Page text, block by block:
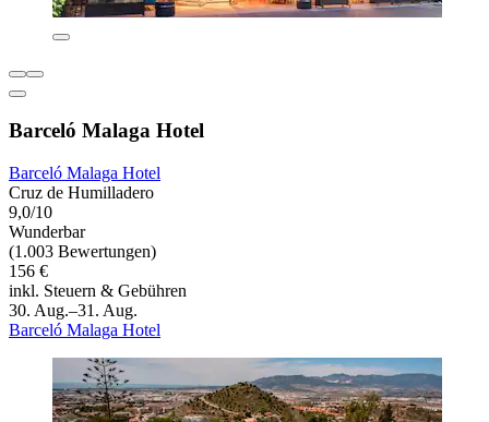
Barceló Malaga Hotel
Barceló Malaga Hotel
Cruz de Humilladero
9,0/10
Wunderbar
(1.003 Bewertungen)
156 €
inkl. Steuern & Gebühren
30. Aug.–31. Aug.
Barceló Malaga Hotel